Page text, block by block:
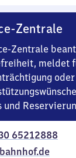
Zentrale
Zentrale
meldet
oder
65212888